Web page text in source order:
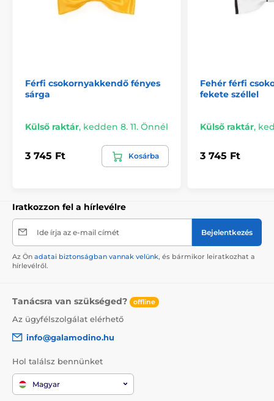
Férfi csokornyakkendő fényes
sárga
Külső raktár, kedden 8. 11. Önnél
3 745 Ft Kosárba
Fehér férfi
fekete széllel
Külső raktár,
3 745 Ft
Iratkozzon fel a hírlevélre
Ide írja az e-mail címét Bejelentkezés
Az Ön adatai biztonságban vannak velünk, és bármikor leiratkozhat a
hírlevélről.
Tanácsra van szükséged? offline
Az ügyfélszolgálat elérhető
info@galamodino.hu
Hol találsz bennünket
Magyar